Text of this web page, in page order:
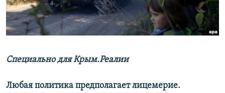
ПОБЕДИТЕЛЕЙ НЕ СУДЯТ?
КРЫМ.НЕПОКОРЕННЫЙ
УКРАИНСКАЯ ПРОБЛЕМА КРЫМА
ПРИСОЕДИНЯЙТЕСЬ!
Специально для Крым.Реалии
Любая политика предполагает лицемерие.